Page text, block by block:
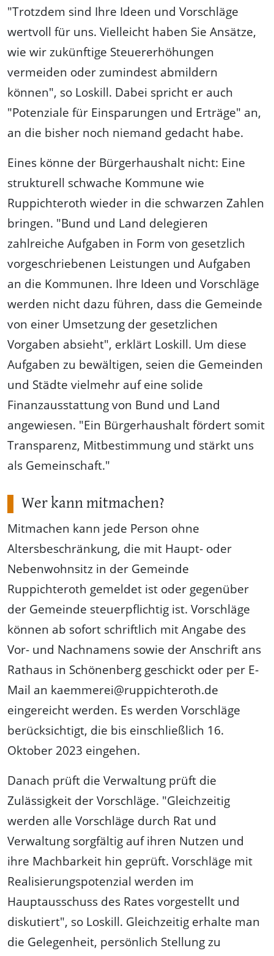
"Trotzdem sind Ihre Ideen und Vorschläge
wertvoll für uns. Vielleicht haben Sie Ansätze,
wie wir zukünftige Steuererhöhungen
vermeiden oder zumindest abmildern
können", so Loskill. Dabei spricht er auch
"Potenziale für Einsparungen und Erträge" an,
an die bisher noch niemand gedacht habe.
Eines könne der Bürgerhaushalt nicht: Eine
strukturell schwache Kommune wie
Ruppichteroth wieder in die schwarzen Zahlen
bringen. "Bund und Land delegieren
zahlreiche Aufgaben in Form von gesetzlich
vorgeschriebenen Leistungen und Aufgaben
an die Kommunen. Ihre Ideen und Vorschläge
werden nicht dazu führen, dass die Gemeinde
von einer Umsetzung der gesetzlichen
Vorgaben absieht", erklärt Loskill. Um diese
Aufgaben zu bewältigen, seien die Gemeinden
und Städte vielmehr auf eine solide
Finanzausstattung von Bund und Land
angewiesen. "Ein Bürgerhaushalt fördert somit
Transparenz, Mitbestimmung und stärkt uns
als Gemeinschaft."
Wer kann mitmachen?
Mitmachen kann jede Person ohne
Altersbeschränkung, die mit Haupt- oder
Nebenwohnsitz in der Gemeinde
Ruppichteroth gemeldet ist oder gegenüber
der Gemeinde steuerpflichtig ist. Vorschläge
können ab sofort schriftlich mit Angabe des
Vor- und Nachnamens sowie der Anschrift ans
Rathaus in Schönenberg geschickt oder per E-
Mail an kaemmerei@ruppichteroth.de
eingereicht werden. Es werden Vorschläge
berücksichtigt, die bis einschließlich 16.
Oktober 2023 eingehen.
Danach prüft die Verwaltung prüft die
Zulässigkeit der Vorschläge. "Gleichzeitig
werden alle Vorschläge durch Rat und
Verwaltung sorgfältig auf ihren Nutzen und
ihre Machbarkeit hin geprüft. Vorschläge mit
Realisierungspotenzial werden im
Hauptausschuss des Rates vorgestellt und
diskutiert", so Loskill. Gleichzeitig erhalte man
die Gelegenheit, persönlich Stellung zu